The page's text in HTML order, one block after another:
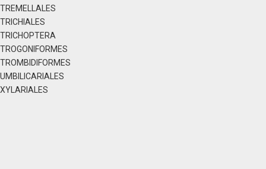
TREMELLALES
TRICHIALES
TRICHOPTERA
TROGONIFORMES
TROMBIDIFORMES
UMBILICARIALES
XYLARIALES